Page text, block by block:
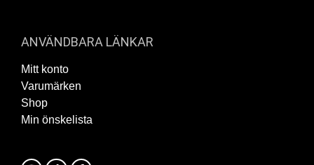
ANVÄNDBARA LÄNKAR
Mitt konto
Varumärken
Shop
Min önskelista